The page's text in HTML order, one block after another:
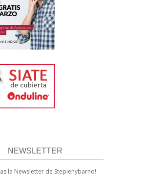
NEWSLETTER
la Newsletter de Stepienybarno!